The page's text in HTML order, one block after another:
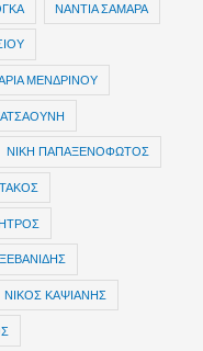
ΝΑΝΤΙΑ ΣΑΜΑΡΑ
ΜΕΝΔΡΙΝΟΥ
ΝΙΚΗ ΠΑΠΑΞΕΝΟΦΩΤΟΣ
ΝΙΚΟΣ ΚΑΨΙΑΝΗΣ